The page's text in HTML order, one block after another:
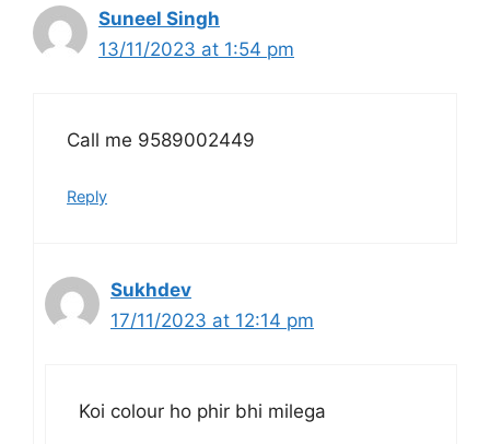
Suneel Singh
13/11/2023 at 1:54 pm
Call me 9589002449
Reply
Sukhdev
17/11/2023 at 12:14 pm
Koi colour ho phir bhi milega